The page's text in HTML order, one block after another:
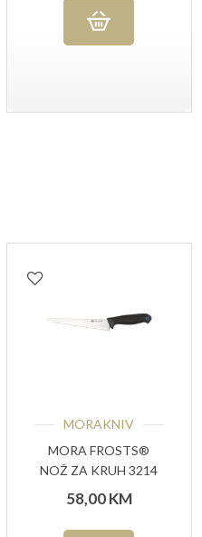
MORAKNIV
MORA FROSTS®
NOŽ ZA KRUH 3214
PG
58,00KM